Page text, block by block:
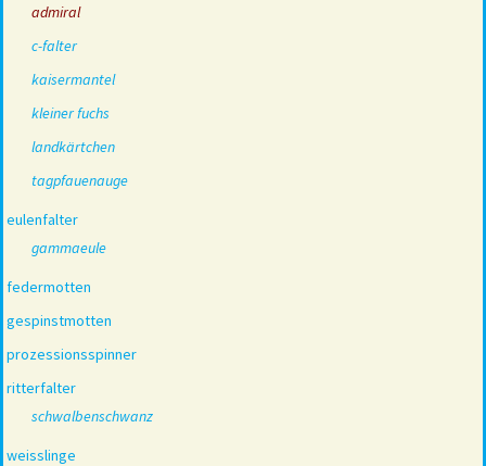
admiral
c-falter
kaisermantel
kleiner fuchs
landkärtchen
tagpfauenauge
eulenfalter
gammaeule
federmotten
gespinstmotten
prozessionsspinner
ritterfalter
schwalbenschwanz
weisslinge